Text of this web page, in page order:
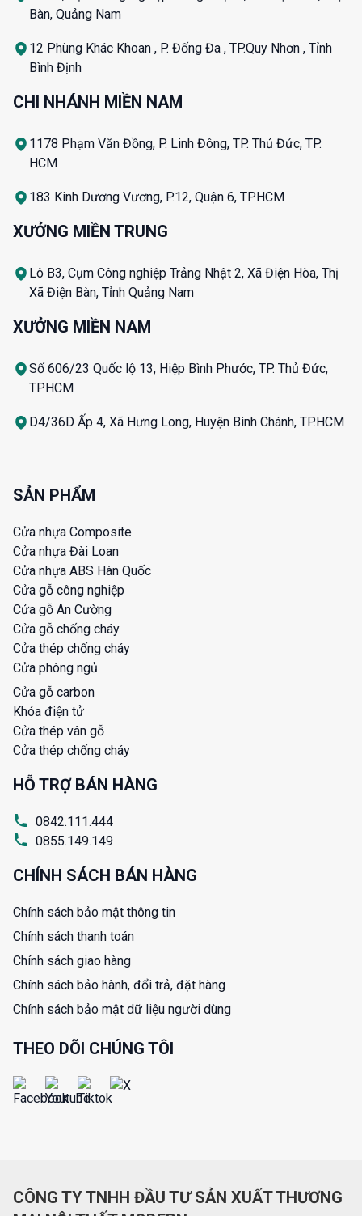
Bàn, Quảng Nam
12 Phùng Khác Khoan , P. Đống Đa , TP.Quy Nhơn , Tỉnh
Bình Định
CHI NHÁNH MIỀN NAM
1178 Phạm Văn Đồng, P. Linh Đông, TP. Thủ Đức, TP.
HCM
183 Kinh Dương Vương, P.12, Quận 6, TP.HCM
XƯỞNG MIỀN TRUNG
Lô B3, Cụm Công nghiệp Trảng Nhật 2, Xã Điện Hòa, Thị
Xã Điện Bàn, Tỉnh Quảng Nam
XƯỞNG MIỀN NAM
Số 606/23 Quốc lộ 13, Hiệp Bình Phước, TP. Thủ Đức,
TP.HCM
D4/36D Ấp 4, Xã Hưng Long, Huyện Bình Chánh, TP.HCM
SẢN PHẨM
Cửa nhựa Composite
Cửa nhựa Đài Loan
Cửa nhựa ABS Hàn Quốc
Cửa gỗ công nghiệp
Cửa gỗ An Cường
Cửa gỗ chống cháy
Cửa thép chống cháy
Cửa phòng ngủ
Cửa gỗ carbon
Khóa điện tử
Cửa thép vân gỗ
Cửa thép chống cháy
HỖ TRỢ BÁN HÀNG
0842.111.444
0855.149.149
CHÍNH SÁCH BÁN HÀNG
Chính sách bảo mật thông tin
Chính sách thanh toán
Chính sách giao hàng
Chính sách bảo hành, đổi trả, đặt hàng
Chính sách bảo mật dữ liệu người dùng
THEO DÕI CHÚNG TÔI
CÔNG TY TNHH ĐẦU TƯ SẢN XUẤT THƯƠNG